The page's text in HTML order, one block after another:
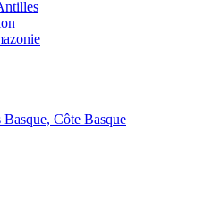
Basque, Côte Basque